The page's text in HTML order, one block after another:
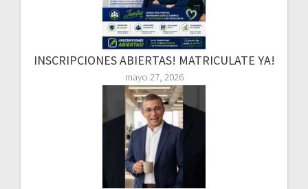
INSCRIPCIONES ABIERTAS! MATRICULATE YA!
mayo 27, 2026